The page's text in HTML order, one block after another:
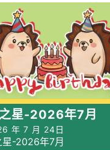
星-2026年7月
年 7 月 24日
星-2026年7月